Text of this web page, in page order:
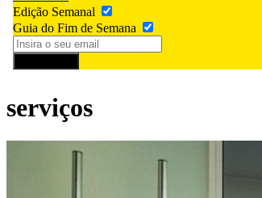
Edição Semanal
Guia do Fim de Semana
serviços